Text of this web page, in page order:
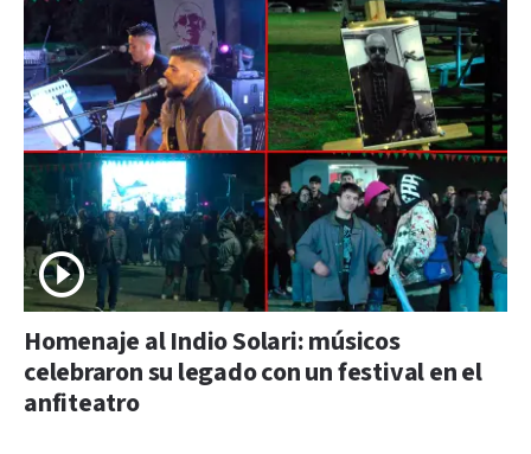
Homenaje al Indio Solari: músicos
celebraron su legado con un festival en el
anfiteatro